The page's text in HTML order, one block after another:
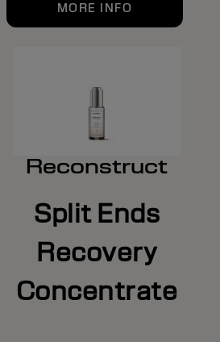
MORE INFO
Reconstruct
Split Ends
Recovery
Concentrate